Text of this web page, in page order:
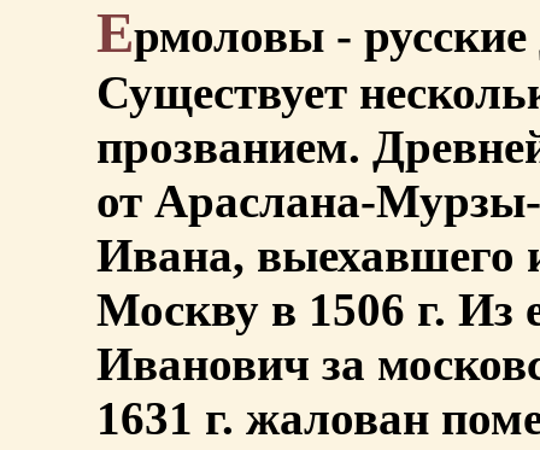
Ермоловы -
Существует
прозванием.
от Араслана-
Ивана, выехавшего
Москву в 1506 г. Из
Иванович за
1631 г. жалован